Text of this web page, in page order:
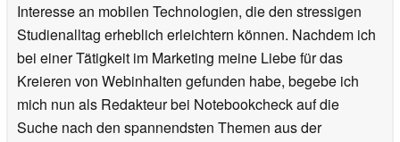
Interesse an mobilen Technologien, die den stressigen
Studienalltag erheblich erleichtern können. Nachdem ich
bei einer Tätigkeit im Marketing meine Liebe für das
Kreieren von Webinhalten gefunden habe, begebe ich
mich nun als Redakteur bei Notebookcheck auf die
Suche nach den spannendsten Themen aus der